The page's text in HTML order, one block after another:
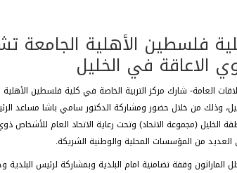
فلسطين الأهلية الجامعة
الاعاقة في الخليل
العامة- شارك مركز التربية الخاصة في كلية فلسطين
وذلك من خلال حضور ومشاركة الدكتور سامي باشا مساعد
العديد من المؤسسات المحلية والوطنية الشريكة.
الماراثون وقفة تضامنية امام البلدية وبمشاركة لرئيس